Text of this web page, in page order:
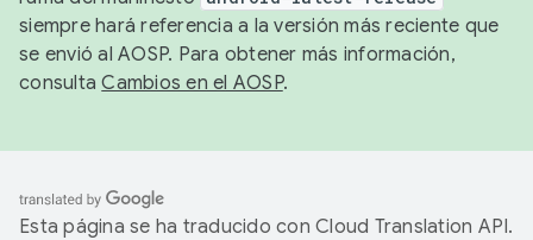
siempre hará referencia a la versión más reciente que
se envió al AOSP. Para obtener más información,
consultaCambios en el AOSP.
Esta página se ha traducido con Cloud Translation API.